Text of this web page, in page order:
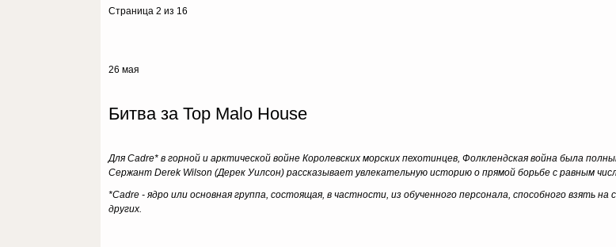
Страница 2 из 16
26 мая
Битва за Top Malo House
Для Cadre* в горной и арктической войне Королевских морских пехотинцев, Фолклендская война была
Сержант Derek Wilson (Дерек Уилсон) рассказывает увлекательную историю о прямой борьбе с равным
*Cadre - ядро или основная группа, состоящая, в частности, из обученного персонала, способного взять на
других.